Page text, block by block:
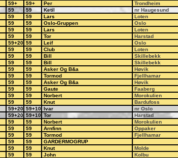
59+ 59+ Per Trondheim
59 59 Ketil nr Haugesund
59 59 Lars Loten
59 59 Oslo-Gruppen Oslo
59 59 Lars Loten
59 59 Tor Harstad
59+20 59 Leif Oslo
59 59 Club Loten
59 59 Bill Skillebekk
59 59 Bill Skillebekk
59 59 Asker Og B&a Høvik
59 59 Tormod Fjellhamar
59 59 Asker Og B&a Høvik
59 59 Gaute Faaberg
59 59 Norbert Morokulien
59 59 Knut Bardufoss
59+20 59+10 Ivar nr Oslo
59+20 59+10 Tor Harstad
59 59 Norbert Morokulien
59 59 Arnfinn Oppaker
59 59 Tormod Fjellhamar
59 59 GARDERMOGRUP
59 59 Knut Molde
59 59 John Kolbu